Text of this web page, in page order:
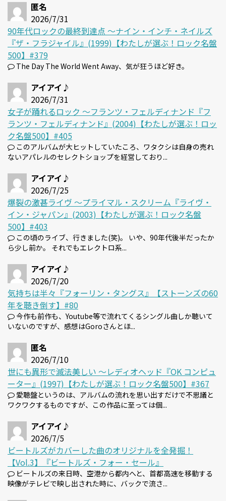
匿名
2026/7/31
90年代ロックの最終到達点 〜ナイン・インチ・ネイルズ
『ザ・フラジャイル』(1999)【わたしが選ぶ！ロック名盤
500】#379
The Day The World Went Away、気が狂うほど好き。
アイアイ♪
2026/7/31
女子が踊れるロック 〜フランツ・フェルディナンド『フ
ランツ・フェルディナンド』(2004)【わたしが選ぶ！ロッ
ク名盤500】#405
このアルバムが大ヒットしていたころ、ワタクシは自身の売れ
ないアパレルのセレクトショップを経営しており...
アイアイ♪
2026/7/25
爆裂の激甚ライヴ 〜プライマル・スクリーム『ライヴ・
イン・ジャパン』(2003)【わたしが選ぶ！ロック名盤
500】#403
この頃のライブ、行きました(笑)。 いや、90年代後半だったか
ら少し前か。 それでもエレクトロ系...
アイアイ♪
2026/7/20
気持ちは半々『フォーリン・タングス』【ストーンズの60
年を聴き倒す】#80
今作も前作も、Youtube等で流れてくるシングル曲しか聴いて
いないのですが、感想はGoroさんとほ...
匿名
2026/7/10
世にも異形で滅法美しい 〜レディオヘッド『OK コンピュ
ーター』(1997)【わたしが選ぶ！ロック名盤500】#367
愛聴盤というのは、アルバムの流れを思い出すだけで不思議と
ワクワクするものですが、この作品に至っては個...
アイアイ♪
2026/7/5
ビートルズがカバーした曲のオリジナルを全発掘！
【Vol.3】『ビートルズ・フォー・セール』
ビートルズの来日時、空港から都内へと、首都高速を移動する
映像がテレビで映し出された時に、バックで流さ...